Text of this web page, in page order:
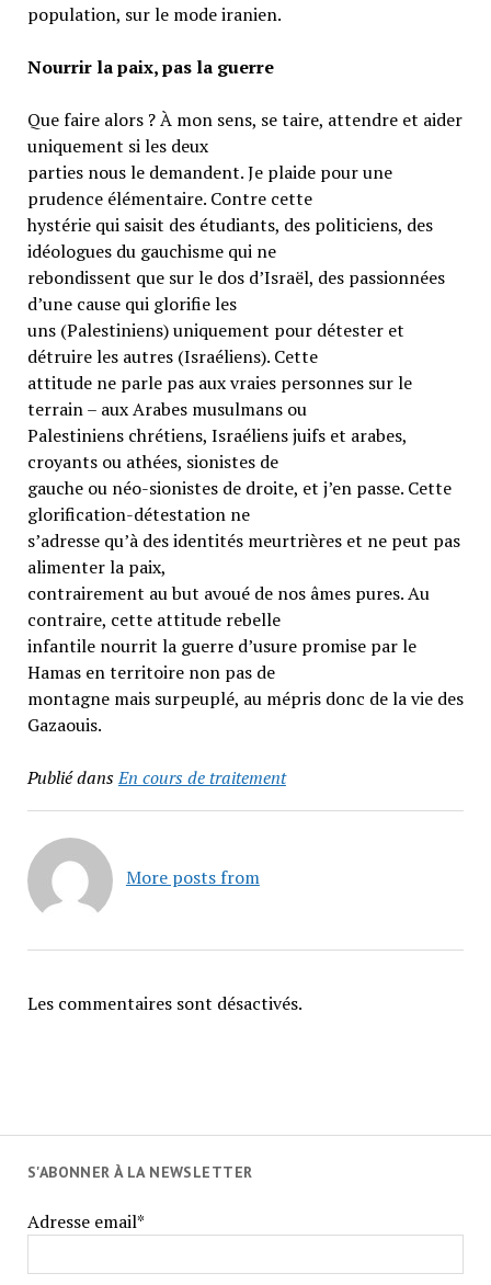
population, sur le mode iranien.
Nourrir la paix, pas la guerre
Que faire alors ? À mon sens, se taire, attendre et aider
uniquement si les deux
parties nous le demandent. Je plaide pour une
prudence élémentaire. Contre cette
hystérie qui saisit des étudiants, des politiciens, des
idéologues du gauchisme qui ne
rebondissent que sur le dos d’Israël, des passionnées
d’une cause qui glorifie les
uns (Palestiniens) uniquement pour détester et
détruire les autres (Israéliens). Cette
attitude ne parle pas aux vraies personnes sur le
terrain – aux Arabes musulmans ou
Palestiniens chrétiens, Israéliens juifs et arabes,
croyants ou athées, sionistes de
gauche ou néo-sionistes de droite, et j’en passe. Cette
glorification-détestation ne
s’adresse qu’à des identités meurtrières et ne peut pas
alimenter la paix,
contrairement au but avoué de nos âmes pures. Au
contraire, cette attitude rebelle
infantile nourrit la guerre d’usure promise par le
Hamas en territoire non pas de
montagne mais surpeuplé, au mépris donc de la vie des
Gazaouis.
Publié dansEn cours de traitement
More posts from
Les commentaires sont désactivés.
S'ABONNER À LA NEWSLETTER
Adresse email*